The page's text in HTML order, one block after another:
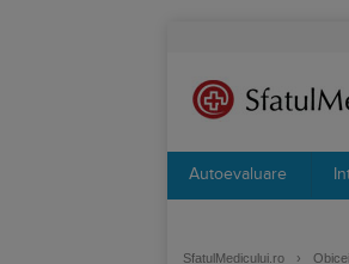
Autoevaluare
SfatulMedicului.ro ›